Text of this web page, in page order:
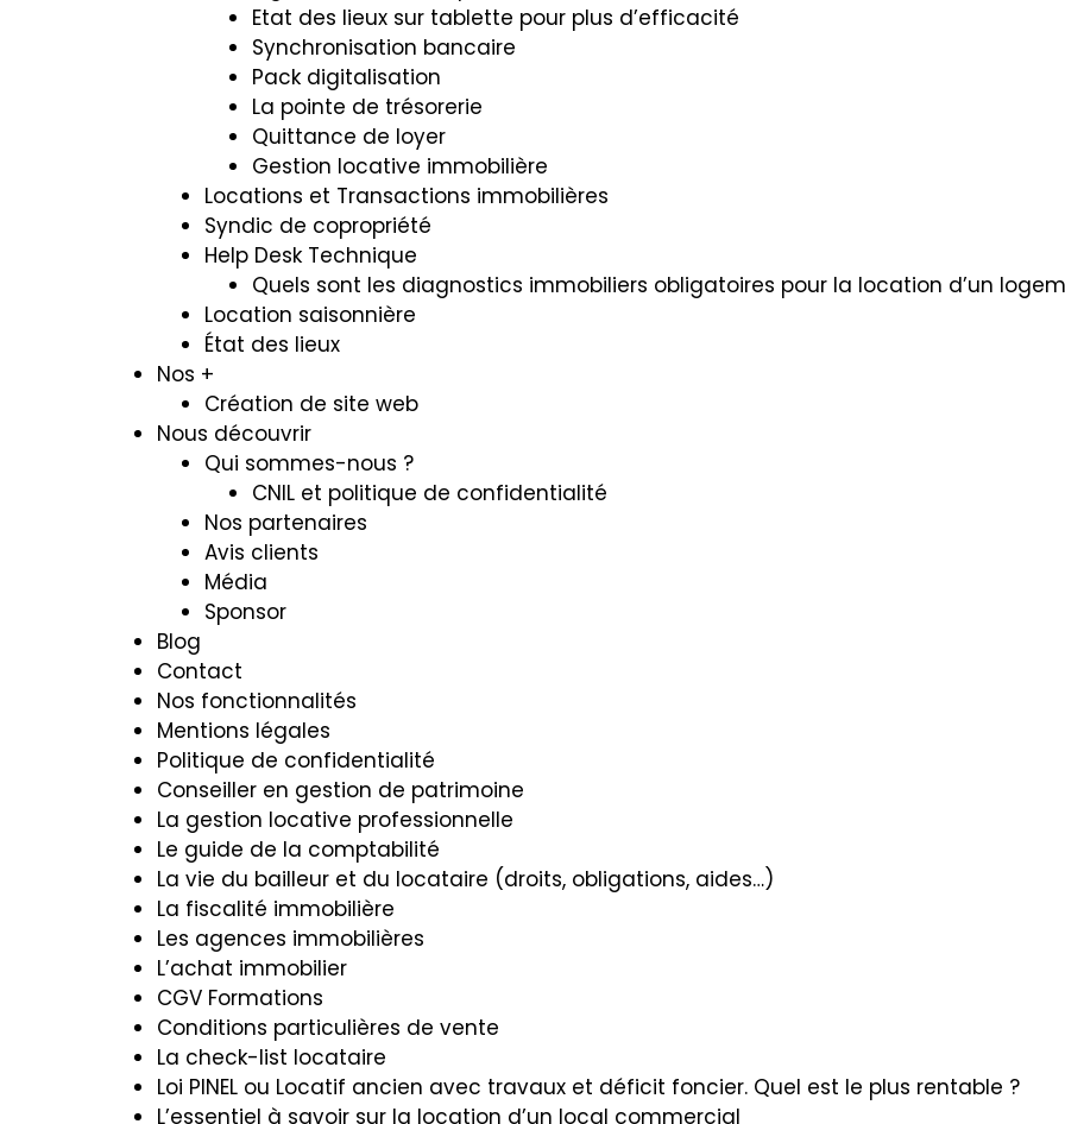
Etat des lieux sur tablette pour plus d’efficacité
Synchronisation bancaire
Pack digitalisation
La pointe de trésorerie
Quittance de loyer
Gestion locative immobilière
Locations et Transactions immobilières
Syndic de copropriété
Help Desk Technique
Quels sont les diagnostics immobiliers obligatoires pour la location d’un
Location saisonnière
État des lieux
Nos +
Création de site web
Nous découvrir
Qui sommes-nous ?
CNIL et politique de confidentialité
Nos partenaires
Avis clients
Média
Sponsor
Blog
Contact
Nos fonctionnalités
Mentions légales
Politique de confidentialité
Conseiller en gestion de patrimoine
La gestion locative professionnelle
Le guide de la comptabilité
La vie du bailleur et du locataire (droits, obligations, aides…)
La fiscalité immobilière
Les agences immobilières
L’achat immobilier
CGV Formations
Conditions particulières de vente
La check-list locataire
Loi PINEL ou Locatif ancien avec travaux et déficit foncier. Quel est le plus rentable ?
L’essentiel à savoir sur la location d’un local commercial​